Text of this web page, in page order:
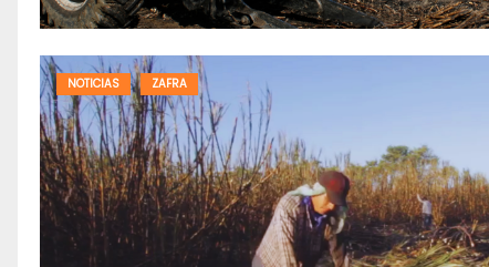
NOTICIAS ZAFRA